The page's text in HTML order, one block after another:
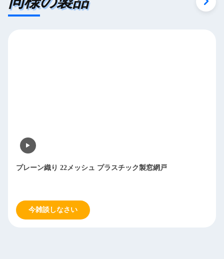
プレーン織り 22メッシュ プラスチック製窓網戸
今雑談しなさい